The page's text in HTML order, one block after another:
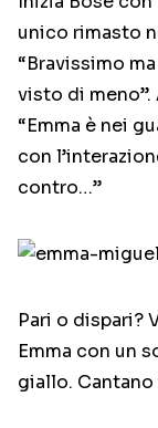
unico rimasto
“Bravissimo
visto di meno”.
“Emma è nei
con
contro…”
Pari o dispari?
Emma con un
giallo. Cantano